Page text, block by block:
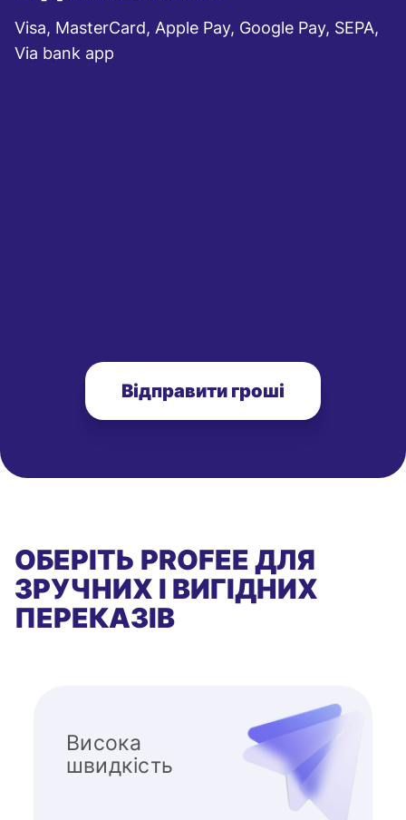
Visa, MasterCard, Apple Pay, Google Pay, SEPA,
Via bank app
Відправити гроші
ОБЕРІТЬ PROFEE ДЛЯ
ЗРУЧНИХ І ВИГІДНИХ
ПЕРЕКАЗІВ
Висока
швидкість